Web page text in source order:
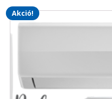
Max.áramerősség /
áramfelvétel
Csőméret foly/gáz
Akció!